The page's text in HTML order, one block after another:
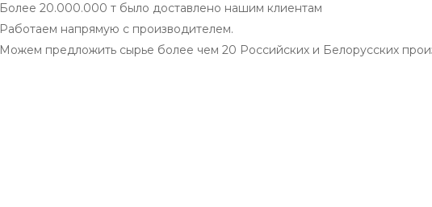
Более 20.000.000 т было доставлено нашим клиентам
Работаем напрямую с производителем.
Можем предложить сырье более чем 20 Российских и Белорусских